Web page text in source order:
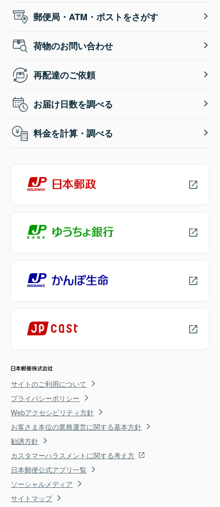
郵便局・ATM・ポストをさがす
荷物のお問い合わせ
再配達のご依頼
お届け日数を調べる
料金を計算・調べる
サイトのご利用について
プライバシーポリシー
Webアクセシビリティ方針
お客さま本位の業務運営に関する基本方針
勧誘方針
カスタマーハラスメントに関する考え方
日本郵便公式アプリ一覧
ソーシャルメディア
サイトマップ